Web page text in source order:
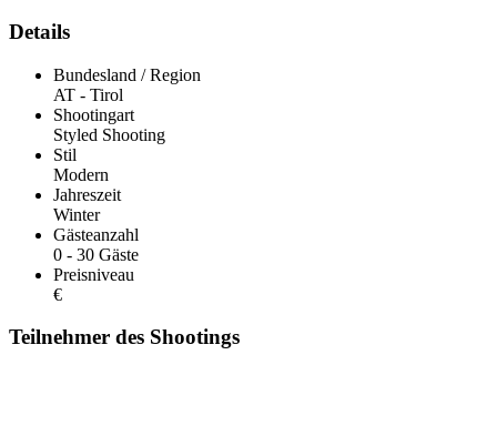
Details
Bundesland / Region
AT - Tirol
Shootingart
Styled Shooting
Stil
Modern
Jahreszeit
Winter
Gästeanzahl
0 - 30 Gäste
Preisniveau
€
Teilnehmer des Shootings